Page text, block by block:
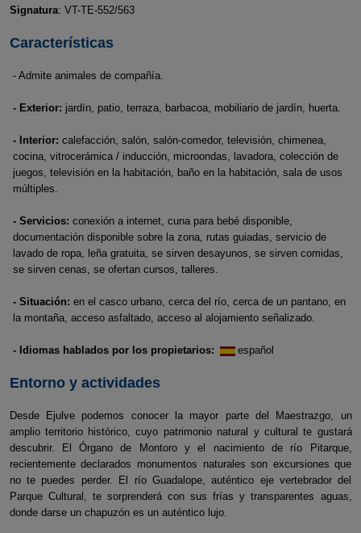
Signatura: VT-TE-552/563
Características
- Admite animales de compañía.
- Exterior: jardín, patio, terraza, barbacoa, mobiliario de jardín, huerta.
- Interior: calefacción, salón, salón-comedor, televisión, chimenea,
cocina, vitrocerámica / inducción, microondas, lavadora, colección de
juegos, televisión en la habitación, baño en la habitación, sala de usos
múltiples.
- Servicios: conexión a internet, cuna para bebé disponible,
documentación disponible sobre la zona, rutas guiadas, servicio de
lavado de ropa, leña gratuita, se sirven desayunos, se sirven comidas,
se sirven cenas, se ofertan cursos, talleres.
- Situación: en el casco urbano, cerca del río, cerca de un pantano, en
la montaña, acceso asfaltado, acceso al alojamiento señalizado.
- Idiomas hablados por los propietarios: español
Entorno y actividades
Desde Ejulve podemos conocer la mayor parte del Maestrazgo, un
amplio territorio histórico, cuyo patrimonio natural y cultural te gustará
descubrir. El Órgano de Montoro y el nacimiento de río Pitarque,
recientemente declarados monumentos naturales son excursiones que
no te puedes perder. El río Guadalope, auténtico eje vertebrador del
Parque Cultural, te sorprenderá con sus frías y transparentes aguas,
donde darse un chapuzón es un auténtico lujo.